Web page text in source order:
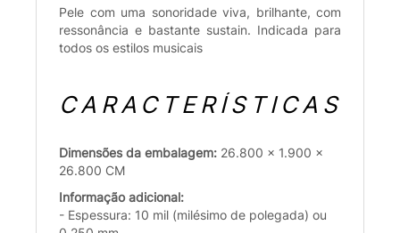
Pele com uma sonoridade viva, brilhante, com
ressonância e bastante sustain. Indicada para
todos os estilos musicais
CARACTERÍSTICAS
Dimensões da embalagem: 26.800 x 1.900 x
26.800 CM
Informação adicional:
- Espessura: 10 mil (milésimo de polegada) ou